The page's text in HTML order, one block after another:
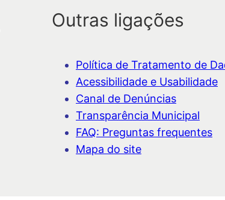
Outras ligações
Política de Tratamento de
Acessibilidade e Usabilidade
Canal de Denúncias
Transparência Municipal
FAQ: Preguntas frequentes
Mapa do site